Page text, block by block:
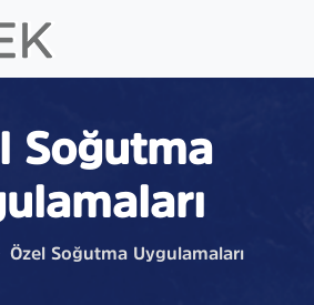
Soğutma
Özel Soğutma Uygulamaları